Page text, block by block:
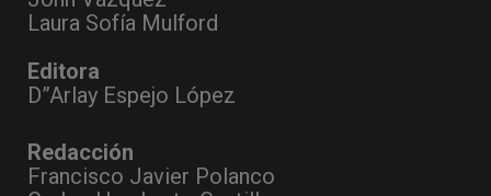
Laura Sofía Mulford
Editora
D”Arlay Espejo López
Redacción
Francisco Javier Polanco